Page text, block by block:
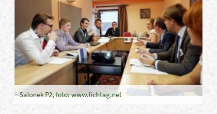
Salonek P2, foto: www.lichtag.net